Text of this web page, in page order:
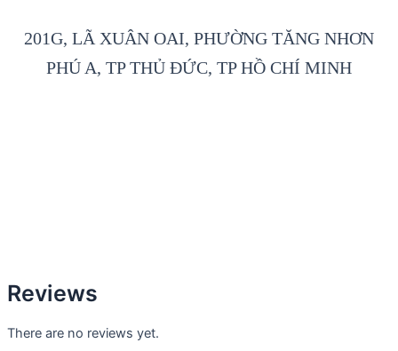
201G, LÃ XUÂN OAI, PHƯỜNG TĂNG NHƠN
PHÚ A, TP THỦ ĐỨC, TP HỒ CHÍ MINH
Reviews
There are no reviews yet.